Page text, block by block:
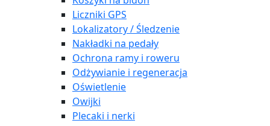
Liczniki GPS
Lokalizatory / Śledzenie
Nakładki na pedały
Ochrona ramy i roweru
Odżywianie i regeneracja
Oświetlenie
Owijki
Plecaki i nerki